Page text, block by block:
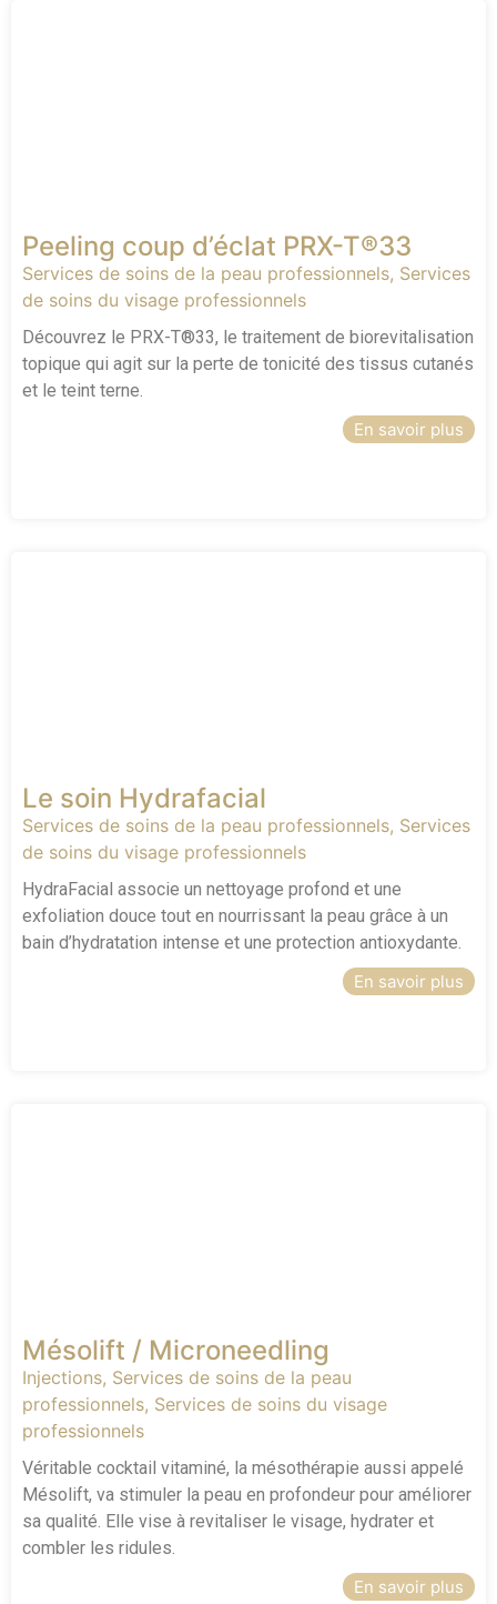
Peeling coup d’éclat PRX-T®33
Services de soins de la peau professionnels, Services
de soins du visage professionnels
Découvrez le PRX-T®33, le traitement de biorevitalisation
topique qui agit sur la perte de tonicité des tissus cutanés
et le teint terne.
En savoir plus
Le soin Hydrafacial
Services de soins de la peau professionnels, Services
de soins du visage professionnels
HydraFacial associe un nettoyage profond et une
exfoliation douce tout en nourrissant la peau grâce à un
bain d’hydratation intense et une protection antioxydante.
En savoir plus
Mésolift / Microneedling
Injections, Services de soins de la peau
professionnels, Services de soins du visage
professionnels
Véritable cocktail vitaminé, la mésothérapie aussi appelé
Mésolift, va stimuler la peau en profondeur pour améliorer
sa qualité. Elle vise à revitaliser le visage, hydrater et
combler les ridules.
En savoir plus